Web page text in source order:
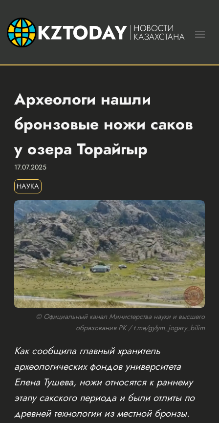
Археологи нашли
бронзовые ножи саков
у озера Торайгыр
17.07.2025
НАУКА
© Официальный канал Министерства науки и высшего
образования РК / t.me/gylym_jogary_bilim
Как сообщила главный хранитель
археологических фондов университета
Елена Тушева, ножи относятся к раннему
этапу сакского периода и были отлиты по
древней технологии из местной бронзы.